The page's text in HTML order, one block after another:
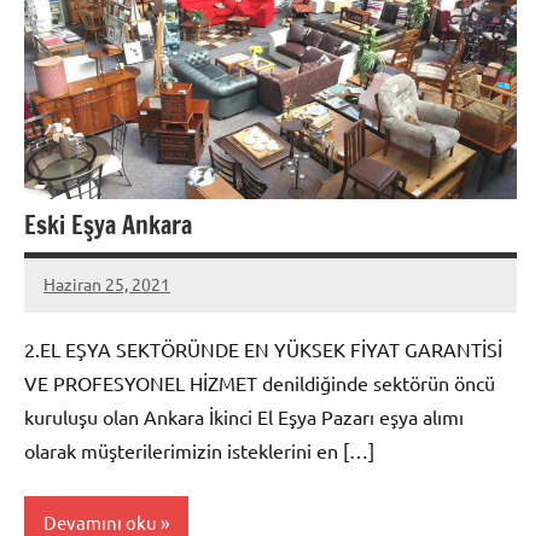
Eski Eşya Ankara
Haziran 25, 2021
admin
2.EL EŞYA SEKTÖRÜNDE EN YÜKSEK FİYAT GARANTİSİ
VE PROFESYONEL HİZMET denildiğinde sektörün öncü
kuruluşu olan Ankara İkinci El Eşya Pazarı eşya alımı
olarak müşterilerimizin isteklerini en […]
Devamını oku